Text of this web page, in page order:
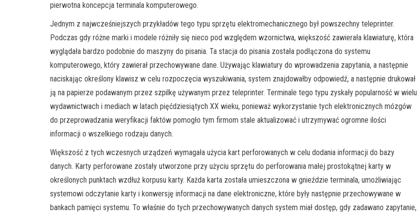
pierwotna koncepcja terminala komputerowego.
Jednym z najwcześniejszych przykładów tego typu sprzętu elektromechanicznego był powszechny teleprinter.
Podczas gdy różne marki i modele różniły się nieco pod względem wzornictwa, większość zawierała klawiaturę, która
wyglądała bardzo podobnie do maszyny do pisania. Ta stacja do pisania została podłączona do systemu
komputerowego, który zawierał przechowywane dane. Używając klawiatury do wprowadzenia zapytania, a następnie
naciskając określony klawisz w celu rozpoczęcia wyszukiwania, system znajdowałby odpowiedź, a następnie drukował
ją na papierze podawanym przez szpilkę używanym przez teleprinter. Terminale tego typu zyskały popularność w wielu
wydawnictwach i mediach w latach pięćdziesiątych XX wieku, ponieważ wykorzystanie tych elektronicznych mózgów
do przeprowadzania weryfikacji faktów pomogło tym firmom stale aktualizować i utrzymywać ogromne ilości
informacji o wszelkiego rodzaju danych.
Większość z tych wczesnych urządzeń wymagała użycia kart perforowanych w celu dodania informacji do bazy
danych. Karty perforowane zostały utworzone przy użyciu sprzętu do perforowania małej prostokątnej karty w
określonych punktach wzdłuż korpusu karty. Każda karta została umieszczona w gnieździe terminala, umożliwiając
systemowi odczytanie karty i konwersję informacji na dane elektroniczne, które były następnie przechowywane w
bankach pamięci systemu. To właśnie do tych przechowywanych danych system miał dostęp, gdy zadawano zapytanie,